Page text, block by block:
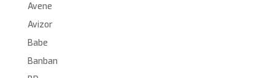
Avene
Avizor
Babe
Banban